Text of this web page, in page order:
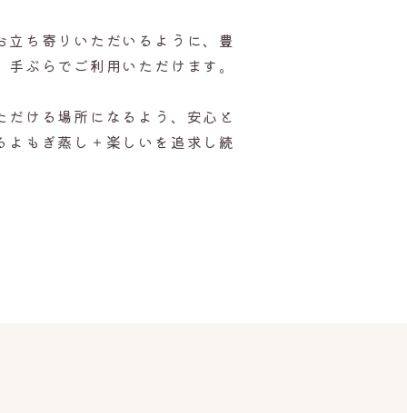
ち寄りいただいるように、豊
ぶらでご利用いただけます。
ける場所になるよう、安心と
もぎ蒸し＋楽しいを追求し続